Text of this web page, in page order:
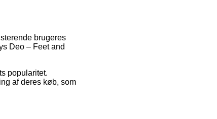
brugeres
Deo – Feet and
popularitet.
af deres køb, som